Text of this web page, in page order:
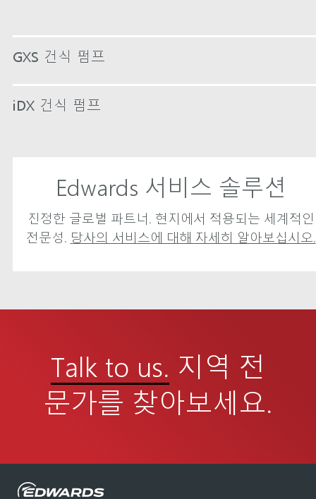
GXS 건식 펌프
iDX 건식 펌프
Edwards 서비스 솔루션
진정한 글로벌 파트너. 현지에서 적용되는 세계적인
전문성. 당사의 서비스에 대해 자세히 알아보십시오.
Talk to us. 지역 전
문가를 찾아보세요.